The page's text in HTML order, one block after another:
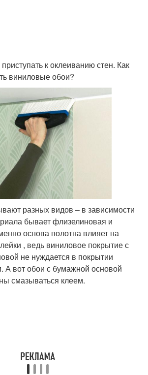
к оклеиванию стен. Как
виниловые обои?
разных видов – в зависимости
бывает флизелиновая и
основа полотна влияет на
, ведь виниловое покрытие с
не нуждается в покрытии
А вот обои с бумажной основой
смазываться клеем.